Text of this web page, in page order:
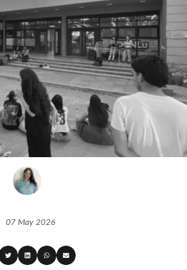
07 May 2026